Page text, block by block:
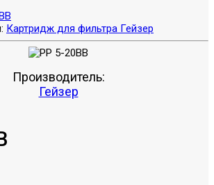
Картридж для фильтра Гейзер
Производитель:
Гейзер